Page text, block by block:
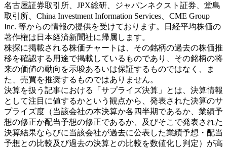
名古屋証券取引所、JPX総研、ジャパンネクスト証券、堂島
取引所、China Investment Information Services、CME Group
Inc. 等からの情報の提供を受けております。日経平均株価の
著作権は日本経済新聞社に帰属します。
株探に掲載される株価チャートは、その銘柄の過去の株価推
移を確認する用途で掲載しているものであり、その銘柄の将
来の価値の動向を示唆あるいは保証するものではなく、ま
た、売買を推奨するものではありません。
決算を扱う記事における「サプライズ決算」とは、決算情報
として注目に値するかという観点から、発表された決算のサ
プライズ度（当該会社の本決算か各四半期であるか、業績予
想の修正か配当予想の修正であるか、及びそこで発表された
決算結果ならびに当該会社が過去に公表した業績予想・配当
予想との比較及び過去の決算との比較を数値化し判定）が高